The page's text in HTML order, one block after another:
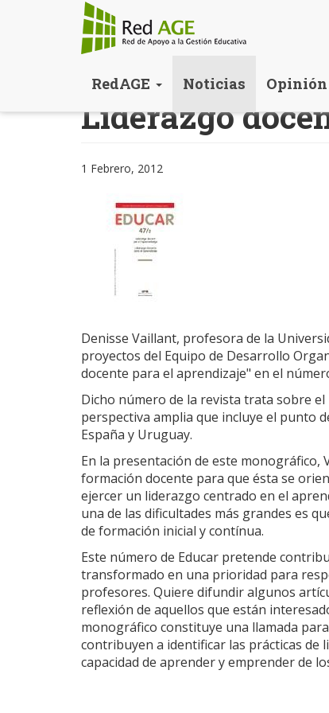
contenido
RedAGE Noticias Opinión
Liderazgo
1 Febrero, 2012
Denisse Vaillant, profesora de la
proyectos del Equipo de Desarrollo
docente para el aprendizaje" en el
Dicho número de la revista trata sobre
perspectiva amplia que incluye el punto
España y Uruguay.
En la presentación de este
formación docente para que ésta se
ejercer un liderazgo centrado en el
una de las dificultades más grandes es
de formación inicial y contínua.
Este número de Educar pretende
transformado en una prioridad para
profesores. Quiere difundir algunos
reflexión de aquellos que están
monográfico constituye una llamada
contribuyen a identificar las prácticas de
capacidad de aprender y emprender de